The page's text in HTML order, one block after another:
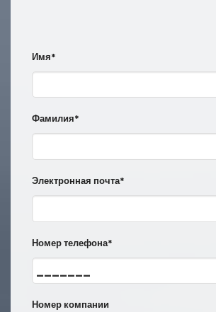
Имя*
Фамилия*
Электронная почта*
Номер телефона*
Номер компании